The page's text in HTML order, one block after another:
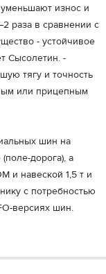
износ и
раза в сравнении с
- устойчивое
Сысолетин. -
тягу и точность
или прицепным
шин на
дорога), а
и навеской 1,5 т и
с потребностью
версиях шин.